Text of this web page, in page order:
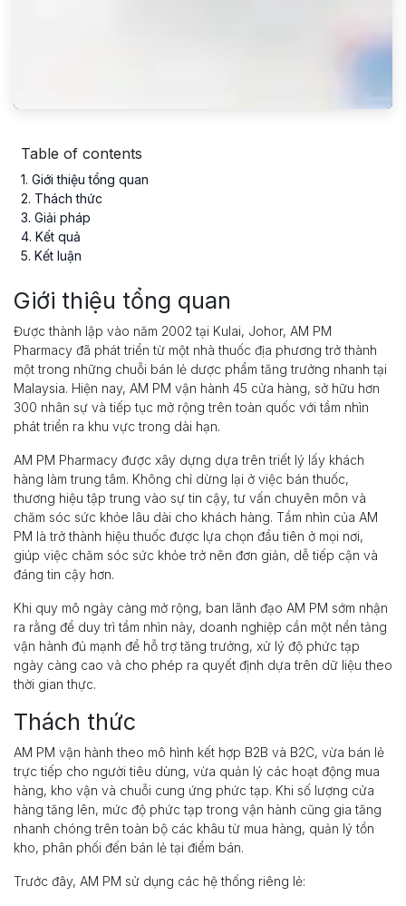
Table of contents
1. Giới thiệu tổng quan
2. Thách thức
3. Giải pháp
4. Kết quả
5. Kết luận
Giới thiệu tổng quan
Được thành lập vào năm 2002 tại Kulai, Johor, AM PM
Pharmacy đã phát triển từ một nhà thuốc địa phương trở thành
một trong những chuỗi bán lẻ dược phẩm tăng trưởng nhanh tại
Malaysia. Hiện nay, AM PM vận hành 45 cửa hàng, sở hữu hơn
300 nhân sự và tiếp tục mở rộng trên toàn quốc với tầm nhìn
phát triển ra khu vực trong dài hạn.
AM PM Pharmacy được xây dựng dựa trên triết lý lấy khách
hàng làm trung tâm. Không chỉ dừng lại ở việc bán thuốc,
thương hiệu tập trung vào sự tin cậy, tư vấn chuyên môn và
chăm sóc sức khỏe lâu dài cho khách hàng. Tầm nhìn của AM
PM là trở thành hiệu thuốc được lựa chọn đầu tiên ở mọi nơi,
giúp việc chăm sóc sức khỏe trở nên đơn giản, dễ tiếp cận và
đáng tin cậy hơn.
Khi quy mô ngày càng mở rộng, ban lãnh đạo AM PM sớm nhận
ra rằng để duy trì tầm nhìn này, doanh nghiệp cần một nền tảng
vận hành đủ mạnh để hỗ trợ tăng trưởng, xử lý độ phức tạp
ngày càng cao và cho phép ra quyết định dựa trên dữ liệu theo
thời gian thực.
Thách thức
AM PM vận hành theo mô hình kết hợp B2B và B2C, vừa bán lẻ
trực tiếp cho người tiêu dùng, vừa quản lý các hoạt động mua
hàng, kho vận và chuỗi cung ứng phức tạp. Khi số lượng cửa
hàng tăng lên, mức độ phức tạp trong vận hành cũng gia tăng
nhanh chóng trên toàn bộ các khâu từ mua hàng, quản lý tồn
kho, phân phối đến bán lẻ tại điểm bán.
Trước đây, AM PM sử dụng các hệ thống riêng lẻ: